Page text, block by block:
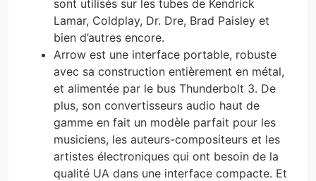
sont utilisés sur les tubes de Kendrick
Lamar, Coldplay, Dr. Dre, Brad Paisley et
bien d’autres encore.
Arrow est une interface portable, robuste
avec sa construction entièrement en métal,
et alimentée par le bus Thunderbolt 3. De
plus, son convertisseurs audio haut de
gamme en fait un modèle parfait pour les
musiciens, les auteurs-compositeurs et les
artistes électroniques qui ont besoin de la
qualité UA dans une interface compacte. Et